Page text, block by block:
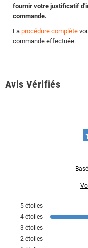
fournir votre justificatif
commande.
La procédure complète
commande effectuée.
Avis Vérifiés
5 étoiles
4 étoiles
3 étoiles
2 étoiles